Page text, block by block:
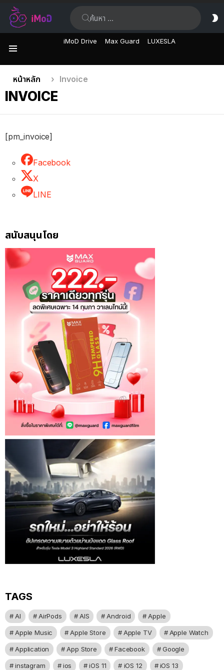
iMoD Drive Max Guard LUXESLA
คุณอยู่ที่นี่:
หน้าหลัก Invoice
INVOICE
[pm_invoice]
Facebook
X
LINE
สนับสนุนโดย
TAGS
AI AirPods AIS Android Apple
Apple Music Apple Store Apple TV Apple Watch
Application App Store Facebook Google
instagram ios iOS 11 iOS 12 iOS 13